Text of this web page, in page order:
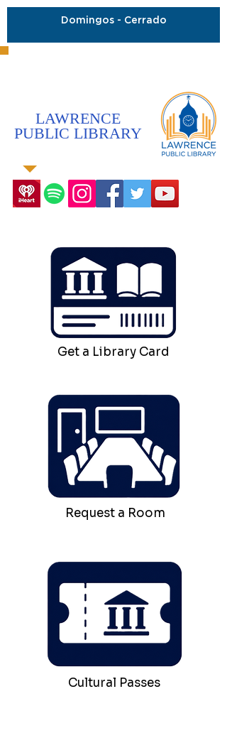
LAWRENCE
PUBLIC LIBRARY
Domingos - Cerrado
Get a Library Card
Request a Room
Cultural Passes